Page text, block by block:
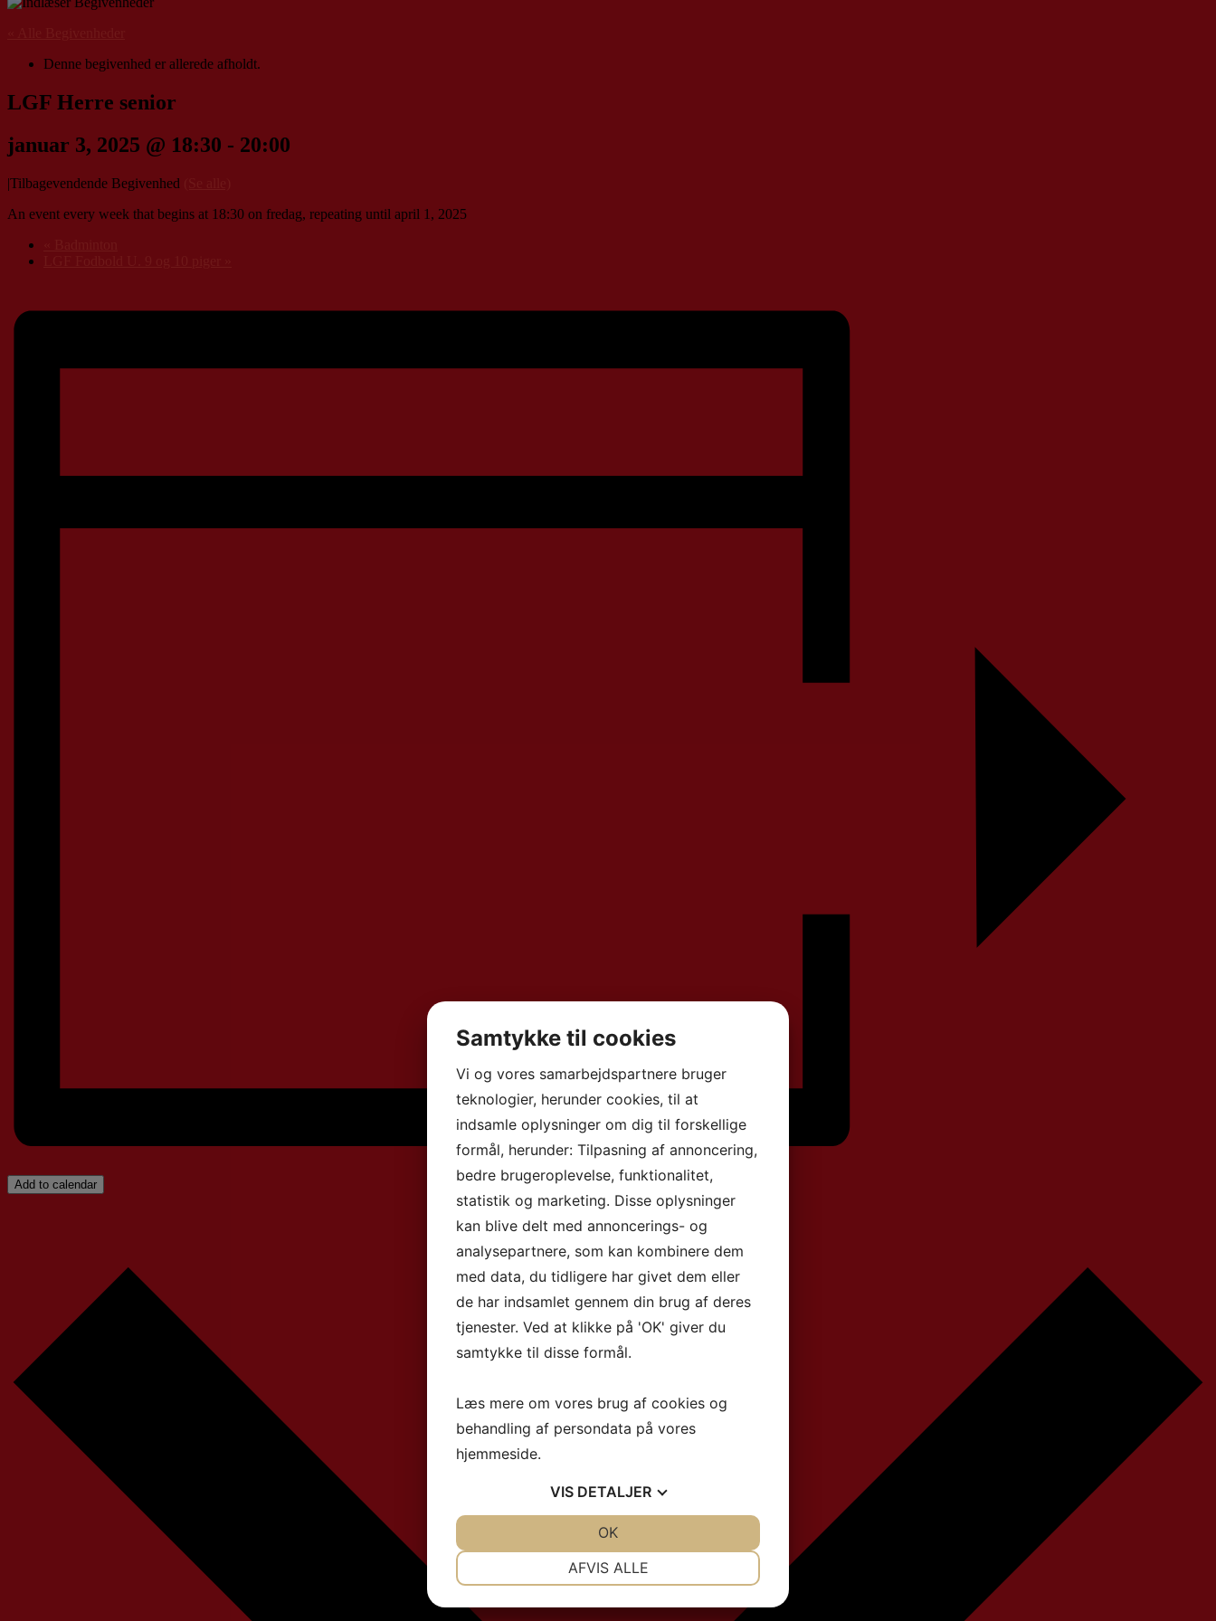
Denne begivenhed er allerede afholdt.
LGF Herre senior
januar 3, 2025 @ 18:30 - 20:00
|Tilbagevendende Begivenhed
An event every week that begins at 18:30 on fredag, repeating until april 1, 2025
Add to calendar
Samtykke til cookies
Vi og vores samarbejdspartnere bruger
teknologier, herunder cookies, til at
indsamle oplysninger om dig til forskellige
formål, herunder: Tilpasning af annoncering,
bedre brugeroplevelse, funktionalitet,
statistik og marketing. Disse oplysninger
kan blive delt med annoncerings- og
analysepartnere, som kan kombinere dem
med data, du tidligere har givet dem eller
de har indsamlet gennem din brug af deres
tjenester. Ved at klikke på 'OK' giver du
samtykke til disse formål.
Læs mere om vores brug af cookies og
behandling af persondata på vores
hjemmeside.
VIS DETALJER
AFVIS ALLE
OK